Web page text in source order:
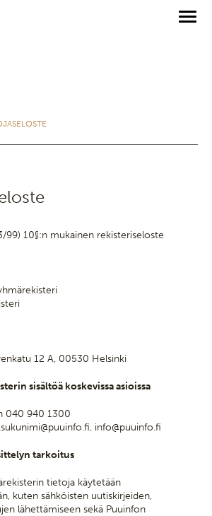
99) 10§:n mukainen rekisteriseloste
12 A, 00530 Helsinki
sisältöä koskevissa asioissa
040 940 1300
info@puuinfo.fi
tarkoitus
tietoja käytetään
kuten sähköisten uutiskirjeiden,
lähettämiseen sekä Puuinfon